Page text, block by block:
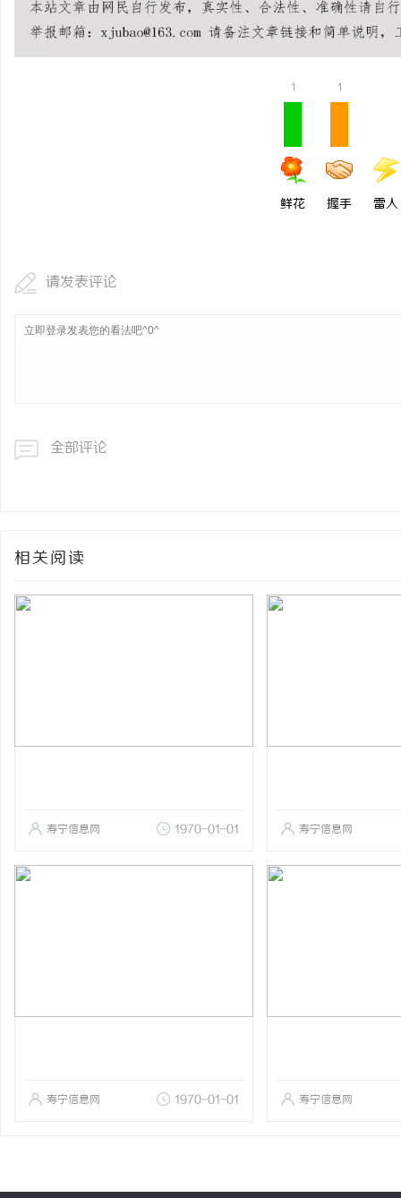
1
鲜花
1
握手 雷人
请发表评论
全部评论
相关阅读
寿宁信息网 1970-01-01 寿宁信息网
寿宁信息网 1970-01-01 寿宁信息网